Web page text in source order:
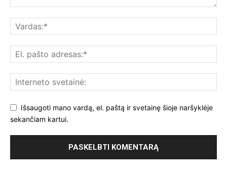
Išsaugoti mano vardą, el. paštą ir svetainę šioje naršyklėje
sekančiam kartui.